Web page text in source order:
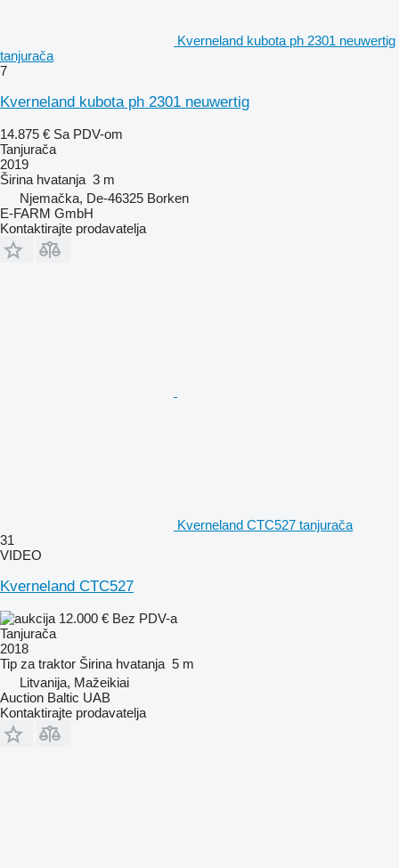
Kverneland kubota ph 2301 neuwertig
tanjurača
7
Kverneland kubota ph 2301 neuwertig
14.875 € Sa PDV-om
Tanjurača
2019
Širina hvatanja 3 m
Njemačka, De-46325 Borken
E-FARM GmbH
Kontaktirajte prodavatelja
Kverneland CTC527 tanjurača
31
VIDEO
Kverneland CTC527
12.000 € Bez PDV-a
Tanjurača
2018
Tip za traktor Širina hvatanja 5 m
Litvanija, Mažeikiai
Auction Baltic UAB
Kontaktirajte prodavatelja